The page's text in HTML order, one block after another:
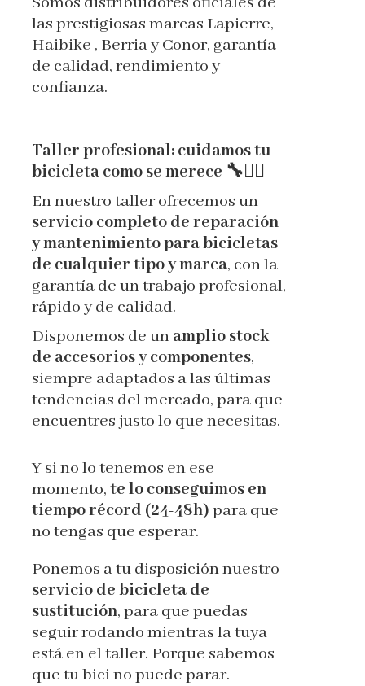
las prestigiosas marcas Lapierre,
Haibike , Berria y Conor, garantía
de calidad, rendimiento y
confianza.
Taller profesional: cuidamos tu
bicicleta como se merece 🔧🚴‍♂️
En nuestro taller ofrecemos un
servicio completo de reparación
y mantenimiento para bicicletas
de cualquier tipo y marca, con la
garantía de un trabajo profesional,
rápido y de calidad.
Disponemos de un amplio stock
de accesorios y componentes,
siempre adaptados a las últimas
tendencias del mercado, para que
encuentres justo lo que necesitas.
Y si no lo tenemos en ese
momento,te lo conseguimos en
tiempo récord (24-48h) para que
no tengas que esperar.
Ponemos a tu disposición nuestro
servicio de bicicleta de
sustitución, para que puedas
seguir rodando mientras la tuya
está en el taller. Porque sabemos
que tu bici no puede parar.